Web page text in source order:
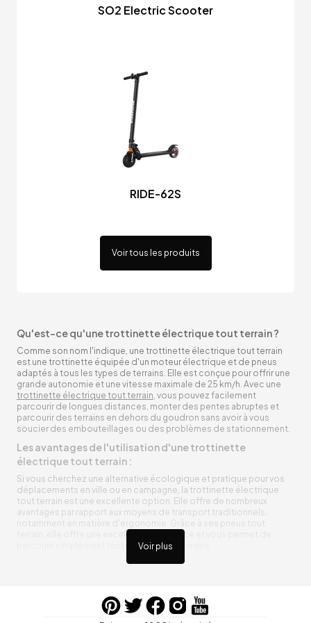
SO2 Electric Scooter
RIDE-62S
Voir tous les produits
Voir plus
Qu'est-ce qu'une trottinette électrique tout terrain ?
Comme son nom l'indique, une trottinette électrique tout terrain
est une trottinette équipée d'un moteur électrique et de pneus
adaptés à tous les types de terrains. Elle est conçue pour offrir une
grande autonomie et une vitesse maximale de 25 km/h. Avec une
trottinette électrique tout terrain, vous pouvez facilement
parcourir de longues distances, monter des pentes abruptes et
parcourir des terrains en dehors du goudron sans avoir à vous
soucier des embouteillages ou des problèmes de stationnement.
Les avantages de l'utilisation d'une trottinette
électrique tout terrain :
Si vous cherchez une alternative écologique et pratique pour vos
déplacements en ville ou en campagne, la trottinette électrique
tout terrain est une excellente option. Elle offre de nombreux
avantages par rapport aux moyens de transport traditionnels,
notamment en matière d'ergonomie. Grâce à ses pneus tout
terrain, elle offre une excellente adhérence et vous permet de
parcourir simplement toutes sortes de terrains.
Trottinette électrique tout terrain ergonomique
entre vos trajets, vous n’aurez pas à vous soucier de l’état de sa
batterie. De plus, elle est équipée de pneus résistants qui peuvent